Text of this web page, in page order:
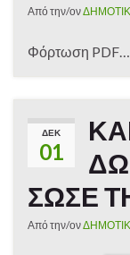
Από την/ον
Φόρτωση PDF…
ΔΕΚ
01
ΣΩΣΕ
Από την/ον